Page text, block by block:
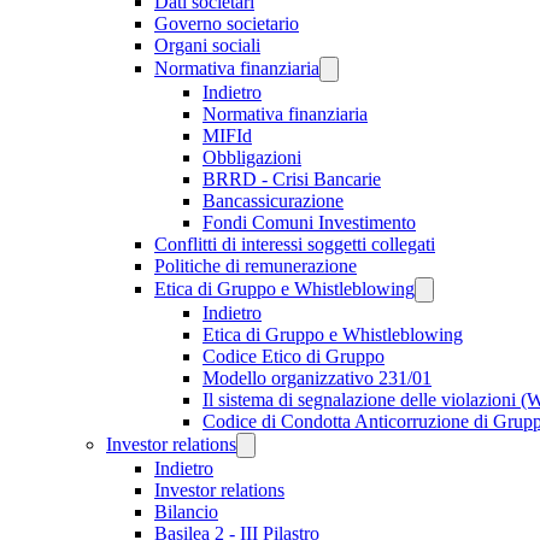
Governo societario
Organi sociali
Normativa finanziaria
Indietro
Normativa finanziaria
MIFId
Obbligazioni
BRRD - Crisi Bancarie
Bancassicurazione
Fondi Comuni Investimento
Conflitti di interessi soggetti collegati
Politiche di remunerazione
Etica di Gruppo e Whistleblowing
Indietro
Etica di Gruppo e Whistleblowing
Codice Etico di Gruppo
Modello organizzativo 231/01
Il sistema di segnalazione delle violazioni
Codice di Condotta Anticorruzione di
Investor relations
Indietro
Investor relations
Bilancio
Basilea 2 - III Pilastro